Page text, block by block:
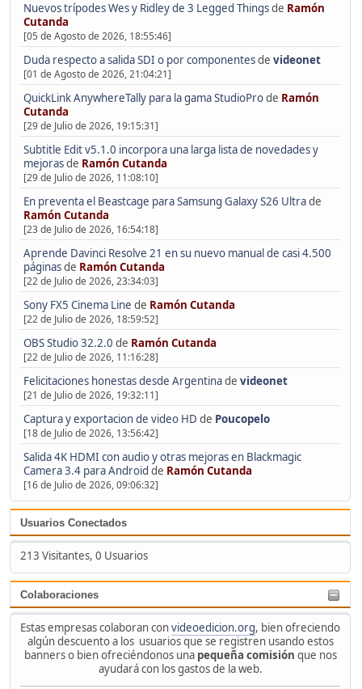
Nuevos trípodes Wes y Ridley de 3 Legged Thingsde Ramón
Cutanda
[05 de Agosto de 2026, 18:55:46]
Duda respecto a salida SDI o por componentesde videonet
[01 de Agosto de 2026, 21:04:21]
QuickLink AnywhereTally para la gama StudioProde Ramón
Cutanda
[29 de Julio de 2026, 19:15:31]
Subtitle Edit v5.1.0 incorpora una larga lista de novedades y
mejorasde Ramón Cutanda
[29 de Julio de 2026, 11:08:10]
En preventa el Beastcage para Samsung Galaxy S26 Ultrade
Ramón Cutanda
[23 de Julio de 2026, 16:54:18]
Aprende Davinci Resolve 21 en su nuevo manual de casi 4.500
páginasde Ramón Cutanda
[22 de Julio de 2026, 23:34:03]
Sony FX5 Cinema Line de Ramón Cutanda
[22 de Julio de 2026, 18:59:52]
OBS Studio 32.2.0 de Ramón Cutanda
[22 de Julio de 2026, 11:16:28]
Felicitaciones honestas desde Argentinade videonet
[21 de Julio de 2026, 19:32:11]
Captura y exportacion de video HD de Poucopelo
[18 de Julio de 2026, 13:56:42]
Salida 4K HDMI con audio y otras mejoras en Blackmagic
Camera 3.4 para Android de Ramón Cutanda
[16 de Julio de 2026, 09:06:32]
Usuarios Conectados
213 Visitantes, 0 Usuarios
Colaboraciones
Estas empresas colaboran convideoedicion.org, bien ofreciendo
algún descuento a los usuarios que se registren usando estos
banners o bien ofreciéndonos una pequeña comisión que nos
ayudará con los gastos de la web.